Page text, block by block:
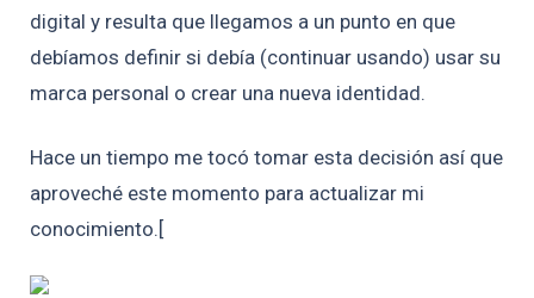
digital y resulta que llegamos a un punto en que
debíamos definir si debía (continuar usando) usar su
marca personal o crear una nueva identidad.
Hace un tiempo me tocó tomar esta decisión así que
aproveché este momento para actualizar mi
conocimiento.[